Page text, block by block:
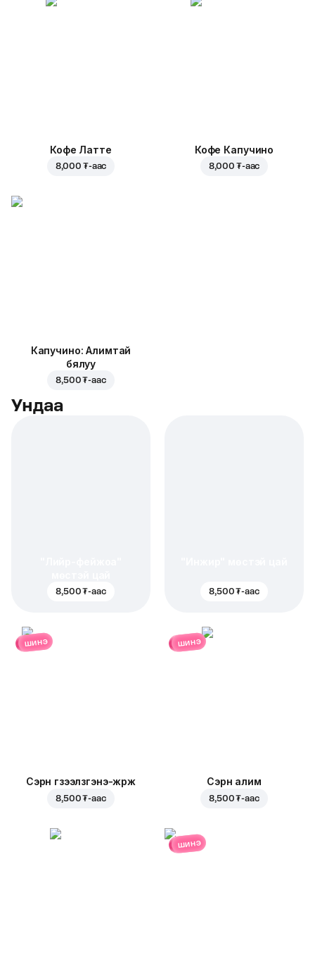
Кофе Латте
8,000 ₮-аас
Кофе Капучино
8,000 ₮-аас
Капучино: Алимтай
бялуу
8,500 ₮-аас
Ундаа
8,500 ₮-аас 8,500 ₮-аас
шинэ
Сэрүүн гүзээлзгэнэ-жүрж
8,500 ₮-аас
шинэ
Сэрүүн алим
8,500 ₮-аас
шинэ